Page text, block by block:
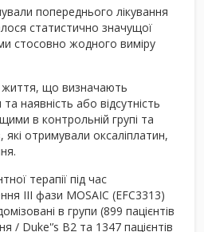
попереднього лікування
статистично значущої
стосовно жодного виміру
життя, що визначають
наявність або відсутність
в контрольній групі та
які отримували оксаліплатин,
терапії під час
III фази MOSAIC (EFC3313)
в групи (899 пацієнтів
/ Duke'’s B2 та 1347 пацієнтів